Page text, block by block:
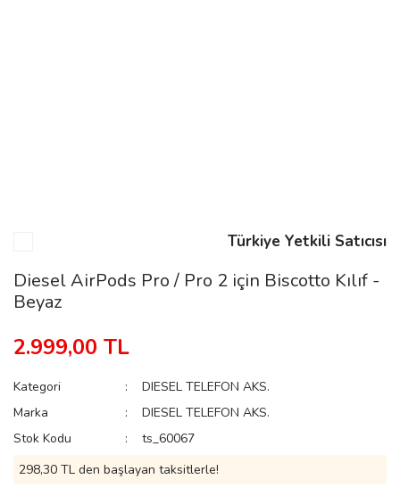
Türkiye Yetkili Satıcısı
Diesel AirPods Pro / Pro 2 için Biscotto Kılıf -
Beyaz
2.999,00 TL
Kategori
DIESEL TELEFON AKS.
Marka
DIESEL TELEFON AKS.
Stok Kodu
ts_60067
298,30 TL den başlayan taksitlerle!